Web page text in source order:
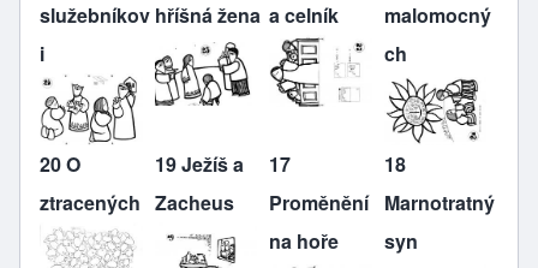
služebníkov
i
hříšná žena a celník
malomocný
ch
20 O
ztracených
19 Ježíš a
Zacheus
17
Proměnění
na hoře
18
Marnotratný
syn